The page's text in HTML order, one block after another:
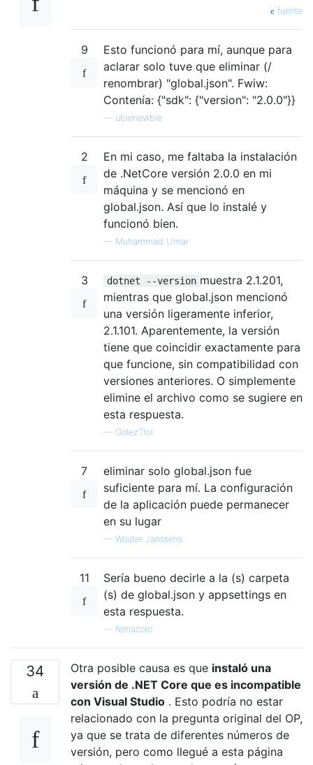
fuente
9
Esto funcionó para mí, aunque para
aclarar solo tuve que eliminar (/
renombrar) "global.json". Fwiw:
Contenía: {"sdk": {"version": "2.0.0"}}
ubienewbie
2
En mi caso, me faltaba la instalación
de .NetCore versión 2.0.0 en mi
máquina y se mencionó en
global.json. Así que lo instalé y
funcionó bien.
— Muhammad Umar
3 dotnet --version muestra 2.1.201,
mientras que global.json mencionó
una versión ligeramente inferior,
2.1.101. Aparentemente, la versión
tiene que coincidir exactamente para
que funcione, sin compatibilidad con
versiones anteriores. O simplemente
elimine el archivo como se sugiere en
esta respuesta.
— GolezTrol
7
eliminar solo global.json fue
suficiente para mí. La configuración
de la aplicación puede permanecer
en su lugar
— Wouter Janssens
11
Sería bueno decirle a la (s) carpeta
(s) de global.json y appsettings en
esta respuesta.
fernacolo
34 Otra posible causa es que instaló una
versión de .NET Core que es incompatible
con Visual Studio . Esto podría no estar
relacionado con la pregunta original del OP,
ya que se trata de diferentes números de
versión, pero como llegué a esta página